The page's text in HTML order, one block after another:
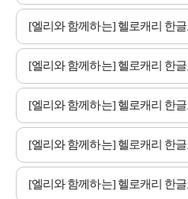
[엘리와 함께하는] 헬로캐리 한글
[엘리와 함께하는] 헬로캐리 한글
[엘리와 함께하는] 헬로캐리 한글
[엘리와 함께하는] 헬로캐리 한글
[엘리와 함께하는] 헬로캐리 한글